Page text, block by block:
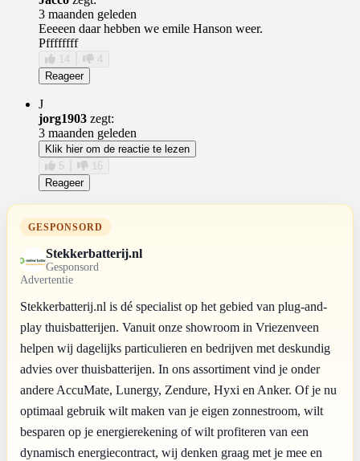
3 maanden geleden
Eeeeen daar hebben we emile Hanson weer.
Pffffffff
14
4
Reageer
J
jorg1903 zegt:
3 maanden geleden
Klik hier om de reactie te lezen
5
16
Reageer
GESPONSORD
Stekkerbatterij.nl
Gesponsord
Advertentie
Stekkerbatterij.nl is dé specialist op het gebied van plug-and-
play thuisbatterijen. Vanuit onze showroom in Vriezenveen
helpen wij dagelijks particulieren en bedrijven met deskundig
advies over thuisbatterijen. In ons assortiment vind je onder
andere AccuMate, Lunergy, Zendure, Hyxi en Anker. Of je nu
optimaal gebruik wilt maken van je eigen zonnestroom, wilt
besparen op je energierekening of wilt profiteren van een
dynamisch energiecontract, wij denken graag met je mee en